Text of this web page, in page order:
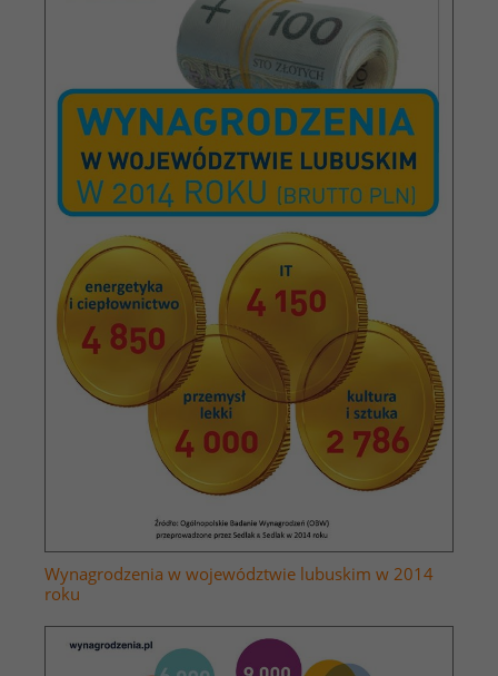
Wynagrodzenia w województwie lubuskim w 2014
roku